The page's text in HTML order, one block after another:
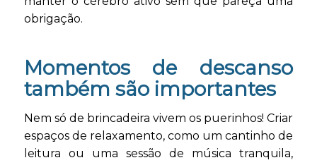
obrigação.
Momentos de descanso
também são importantes
Nem só de brincadeira vivem os puerinhos! Criar
espaços de relaxamento, como um cantinho de
leitura ou uma sessão de música tranquila,